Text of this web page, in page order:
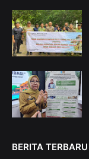
BERITA TERBARU